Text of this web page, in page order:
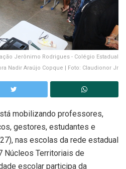
Jerônimo Rodrigues - Colégio Estadual
Nadir Araújo Copque | Foto: Claudionor Jr
mobilizando professores,
gestores, estudantes e
nas escolas da rede estadual
Núcleos Territoriais de
escolar participa da